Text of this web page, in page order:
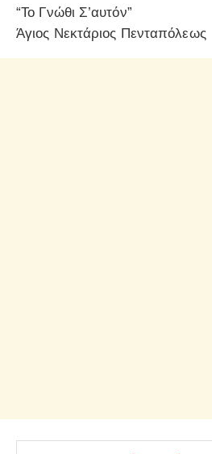
“Το Γνώθι Σ’αυτόν”
Άγιος Νεκτάριος Πενταπόλεως